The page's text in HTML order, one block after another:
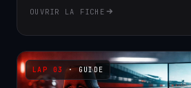
OUVRIR LA FICHE
· GUIDE